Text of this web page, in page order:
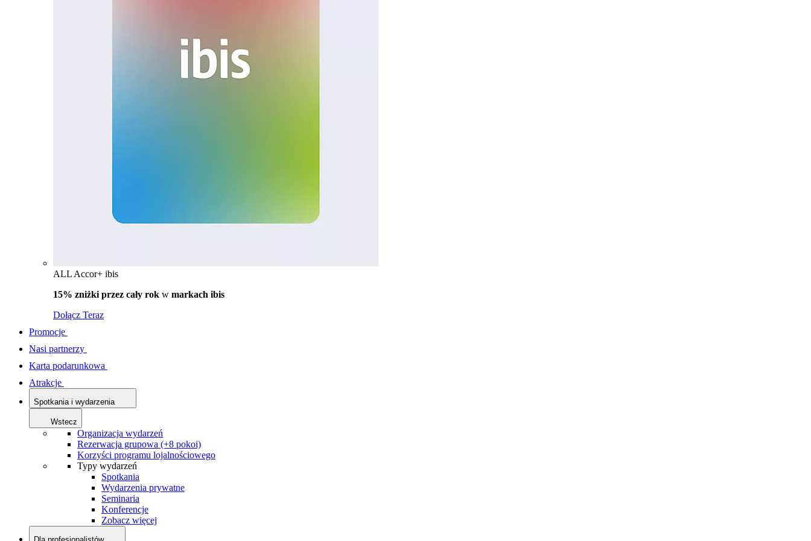
ALL Accor+ ibis
15% zniżki przez cały rok w markach ibis
Dołącz Teraz
Promocje
Nasi partnerzy
Karta podarunkowa
Atrakcje
Spotkania i wydarzenia
Wstecz
Organizacja wydarzeń
Rezerwacja grupowa (+8 pokoi)
Korzyści programu lojalnościowego
Typy wydarzeń
Spotkania
Wydarzenia prywatne
Seminaria
Konferencje
Zobacz więcej